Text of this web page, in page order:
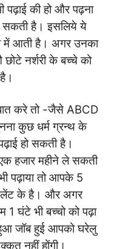
पढ़ाई की हो और पढ़ना
सकती है। इसलिये ये
में आती है। अगर उनका
नर्शरी के बच्चे को
करे तो -जैसे ABCD
कुछ धर्म ग्रन्थ के
हो सकती है।
हजार महीने ले सकती
पढ़ाया तो आपके 5
के है। और अगर
घंटे भी बच्चो को पढ़ा
जॉब हुई आपको घरेलु
नहीं होंगी।